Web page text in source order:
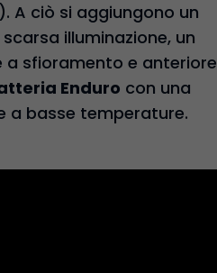
A ciò si aggiungono un
illuminazione, un
a sfioramento e anteriore
Enduro con una
a basse temperature.